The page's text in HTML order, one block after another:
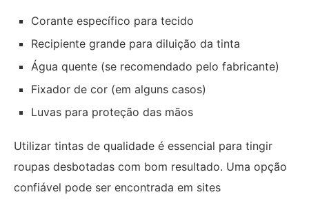
Corante específico para tecido
Recipiente grande para diluição da tinta
Água quente (se recomendado pelo fabricante)
Fixador de cor (em alguns casos)
Luvas para proteção das mãos
Utilizar tintas de qualidade é essencial para tingir
roupas desbotadas com bom resultado. Uma opção
confiável pode ser encontrada em sites